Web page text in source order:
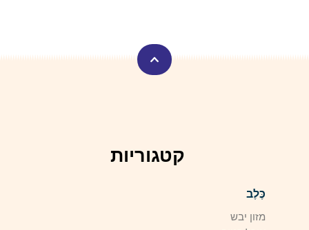
קטגוריות
כֶּלֶב
מזון יבש